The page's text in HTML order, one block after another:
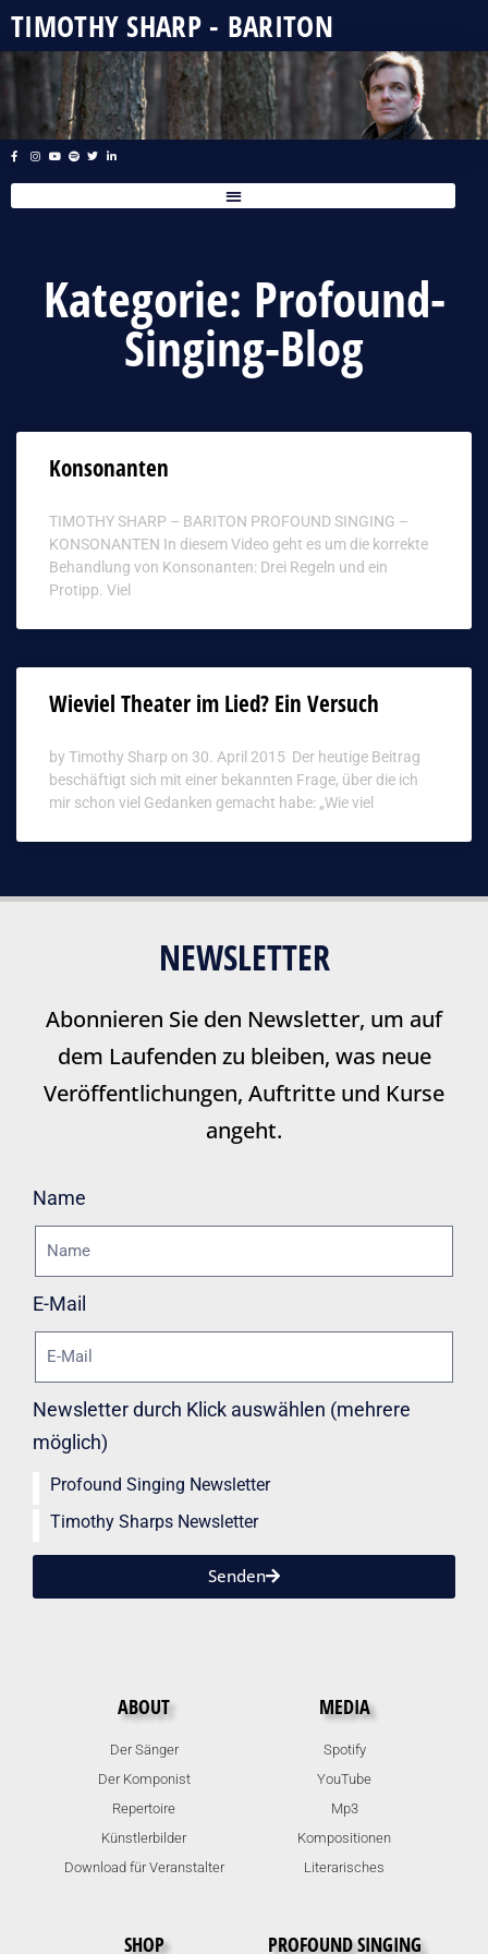
TIMOTHY SHARP - BARITON
Kategorie: Profound-
Singing-Blog
Konsonanten
TIMOTHY SHARP – BARITON PROFOUND SINGING –
KONSONANTEN In diesem Video geht es um die korrekte
Behandlung von Konsonanten: Drei Regeln und ein
Protipp. Viel
Wieviel Theater im Lied? Ein Versuch
by Timothy Sharp on 30. April 2015 Der heutige Beitrag
beschäftigt sich mit einer bekannten Frage, über die ich
mir schon viel Gedanken gemacht habe: „Wie viel
NEWSLETTER
Abonnieren Sie den Newsletter, um auf
dem Laufenden zu bleiben, was neue
Veröffentlichungen, Auftritte und Kurse
angeht.
Name
E-Mail
Newsletter durch Klick auswählen (mehrere
möglich)
Profound Singing Newsletter
Timothy Sharps Newsletter
Senden
ABOUT
Der Sänger
Der Komponist
Repertoire
Künstlerbilder
Download für Veranstalter
MEDIA
Spotify
YouTube
Mp3
Kompositionen
Literarisches
SHOP PROFOUND SINGING